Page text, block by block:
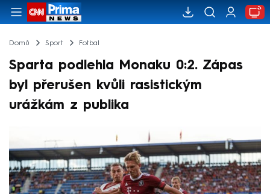
Domů Sport Fotbal
Sparta podlehla Monaku 0:2. Zápas
byl přerušen kvůli rasistickým
urážkám z publika